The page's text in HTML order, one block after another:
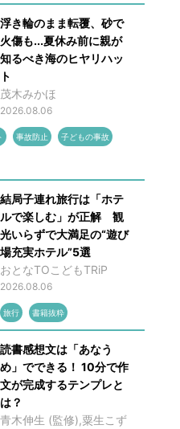
浮き輪のまま転覆、砂で
火傷も...夏休み前に親が
知るべき海のヒヤリハッ
ト
茂木みかほ
2026.08.06
事故防止 子どもの事故
結局子連れ旅行は「ホテ
ルで楽しむ」が正解 観
光いらずで大満足の“遊び
場充実ホテル”5選
おとなTOこどもTRiP
2026.08.06
旅行 書籍抜粋
読書感想文は「あなう
め」でできる！ 10分で作
文が完成するテンプレと
は？
青木伸生 (監修),粟生こず